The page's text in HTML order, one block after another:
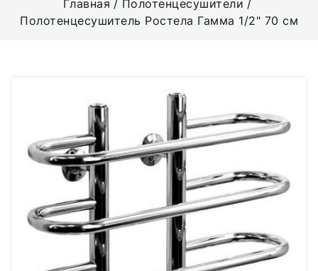
Главная
Полотенцесушители
Полотенцесушитель Ростела Гамма 1/2" 70 см